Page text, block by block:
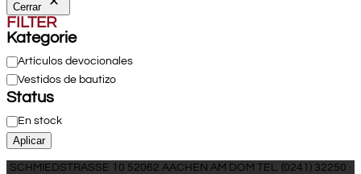
Cerrar
FILTER
Kategorie
Categoría
Artículos devocionales
Vestidos de bautizo
Status
Disponibilidad
En stock
Aplicar
SCHMIEDSTRASSE 10 52062 AACHEN AM DOM TEL. (0241) 32250 ·